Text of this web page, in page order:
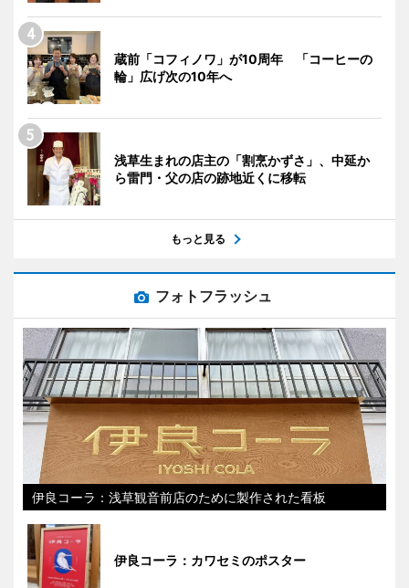
蔵前「コフィノワ」が10周年 「コーヒーの
輪」広げ次の10年へ
浅草生まれの店主の「割烹かずさ」、中延か
ら雷門・父の店の跡地近くに移転
もっと見る
フォトフラッシュ
伊良コーラ：浅草観音前店のために製作された看板
伊良コーラ：カワセミのポスター